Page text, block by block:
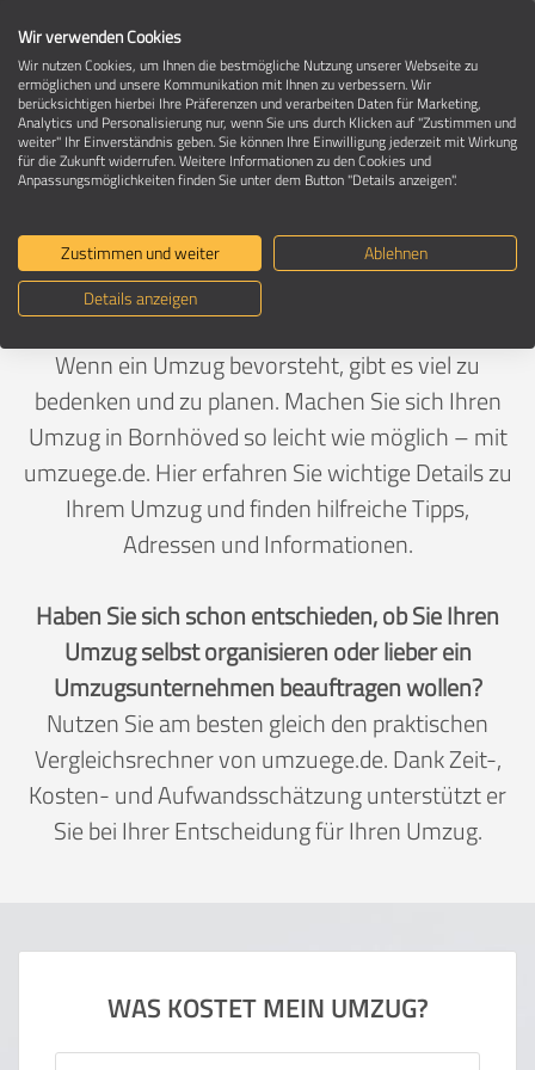
Umzug in 24619 Bornhöved
Ein Umzug ist Vertrauenssache
Deutschland>Schleswig-Holstein>Segeberg,
Landkreis>
Wenn ein Umzug bevorsteht, gibt es viel zu
bedenken und zu planen. Machen Sie sich Ihren
Umzug in Bornhöved so leicht wie möglich – mit
umzuege.de. Hier erfahren Sie wichtige Details zu
Ihrem Umzug und finden hilfreiche Tipps,
Adressen und Informationen.
Haben Sie sich schon entschieden, ob Sie Ihren
Umzug selbst organisieren oder lieber ein
Umzugsunternehmen beauftragen wollen?
Nutzen Sie am besten gleich den praktischen
Vergleichsrechner von umzuege.de. Dank Zeit-,
Kosten- und Aufwandsschätzung unterstützt er
Sie bei Ihrer Entscheidung für Ihren Umzug.
WAS KOSTET MEIN UMZUG?
Wir verwenden Cookies
Wir nutzen Cookies, um Ihnen die bestmögliche Nutzung unserer Webseite zu
ermöglichen und unsere Kommunikation mit Ihnen zu verbessern. Wir
berücksichtigen hierbei Ihre Präferenzen und verarbeiten Daten für Marketing,
Analytics und Personalisierung nur, wenn Sie uns durch Klicken auf "Zustimmen und
weiter" Ihr Einverständnis geben. Sie können Ihre Einwilligung jederzeit mit Wirkung
für die Zukunft widerrufen. Weitere Informationen zu den Cookies und
Anpassungsmöglichkeiten finden Sie unter dem Button "Details anzeigen".
Zustimmen und weiter
Ablehnen
Details anzeigen